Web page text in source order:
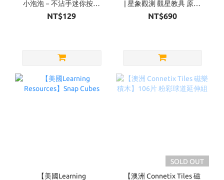
小泡泡－不沾手迷你按壓
泡泡（四款可選）
NT$129
| 星象觀測 觀星教具 原木
款
NT$690
【美國Learning
SOLD OUT
【澳洲 Connetix Tiles 磁